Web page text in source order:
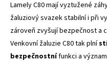
Lamely C80 mají vyztužené
žaluziový svazek stabilní i při
zároveň zvyšují bezpečnost a
Venkovní žaluzie C80 tak plní
bezpečnostnífunkci a